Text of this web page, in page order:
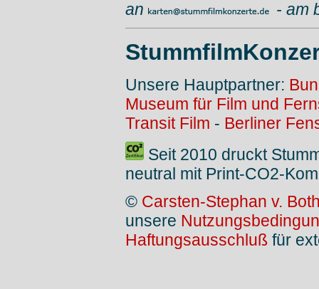
an
- am
Unsere Hauptpartner:
Museum für Film und
Transit Film - Berliner
Seit 2010 druckt
neutral mit Print-CO2-
© Carsten-Stephan v.
unsere
Haftungsausschluß für